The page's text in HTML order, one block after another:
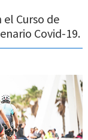
Curso de
Covid-19.